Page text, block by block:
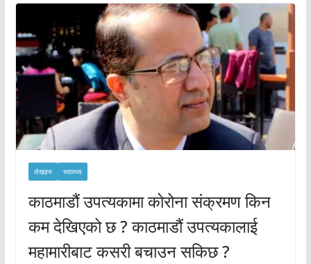
लेखहरु स्वास्थ्य
काठमाडौं उपत्यकामा कोरोना संक्रमण किन
कम देखिएको छ ? काठमाडौं उपत्यकालाई
महामारीबाट कसरी बचाउन सकिछ ?